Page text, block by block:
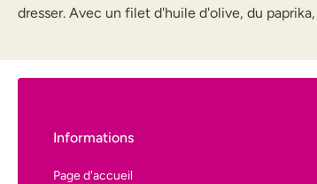
dresser. Avec un filet d'huile d'olive, du
Informations
Page d'accueil